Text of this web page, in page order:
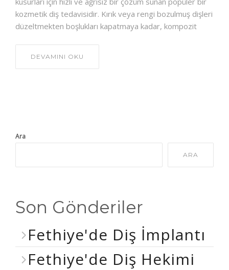
kozmetik diş tedavisidir. Kırık veya rengi bozulmuş dişleri
düzeltmekten boşlukları kapatmaya kadar, kompozit
DEVAMINI OKU
Ara
ARA
Son Gönderiler
Fethiye'de Diş İmplantı
Fethiye'de Diş Hekimi